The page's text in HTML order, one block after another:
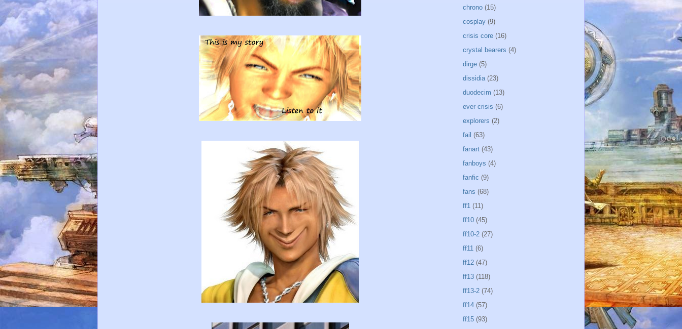
chrono (15)
cosplay (9)
crisis core (16)
crystal bearers (4)
dirge (5)
dissidia (23)
duodecim (13)
ever crisis (6)
explorers (2)
fail (63)
fanart (43)
fanboys (4)
fanfic (9)
fans (68)
ff1 (11)
ff10 (45)
ff10-2 (27)
ff11 (6)
ff12 (47)
ff13 (118)
ff13-2 (74)
ff14 (57)
ff15 (93)